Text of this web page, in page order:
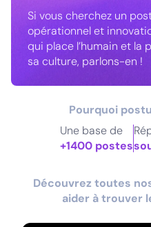
Si vous cherchez un
opérationnel et
qui place l’humain et
sa culture, parlons-en !
Pourquoi
Une base de
+1400 postes
Découvrez toutes
aider à trouver